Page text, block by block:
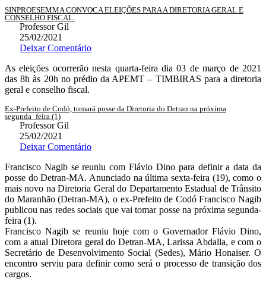
SINPROESEMMA CONVOCA ELEIÇÕES PARA A DIRETORIA GERAL E
CONSELHO FISCAL.
Professor Gil
25/02/2021
Deixar Comentário
As eleições ocorrerão nesta quarta-feira dia 03 de março de 2021
das 8h às 20h no prédio da APEMT – TIMBIRAS para a diretoria
geral e conselho fiscal.
Ex-Prefeito de Codó, tomará posse da Diretoria do Detran na próxima
segunda_feira (1)
Professor Gil
25/02/2021
Deixar Comentário
Francisco Nagib se reuniu com Flávio Dino para definir a data da
posse do Detran-MA. Anunciado na última sexta-feira (19), como o
mais novo na Diretoria Geral do Departamento Estadual de Trânsito
do Maranhão (Detran-MA), o ex-Prefeito de Codó Francisco Nagib
publicou nas redes sociais que vai tomar posse na próxima segunda-
feira (1).
Francisco Nagib se reuniu hoje com o Governador Flávio Dino,
com a atual Diretora geral do Detran-MA, Larissa Abdalla, e com o
Secretário de Desenvolvimento Social (Sedes), Mário Honaiser. O
encontro serviu para definir como será o processo de transição dos
cargos.